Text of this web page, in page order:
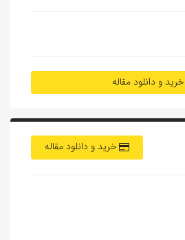
خرید و دانلود مقاله
خرید و دانلود مقاله